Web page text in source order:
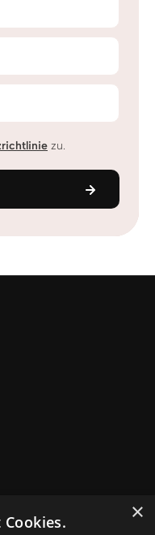
zu.
×